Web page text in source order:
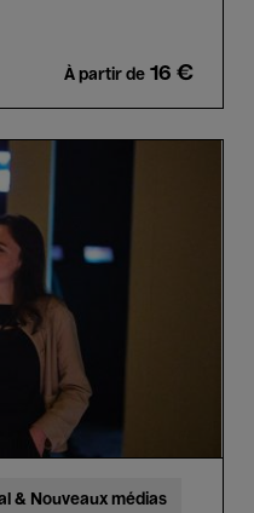
À partir de 16 €
& Nouveaux médias